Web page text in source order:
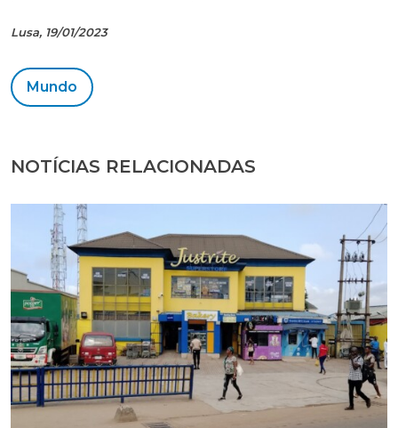
Lusa, 19/01/2023
Mundo
NOTÍCIAS RELACIONADAS